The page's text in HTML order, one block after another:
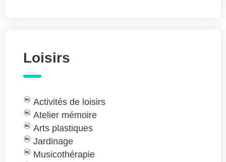
Loisirs
Activités de loisirs
Atelier mémoire
Arts plastiques
Jardinage
Musicothérapie